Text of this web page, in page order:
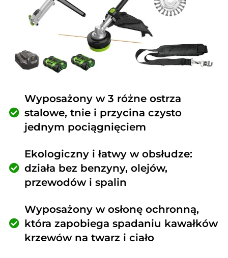
Wyposażony w 3 różne ostrza
stalowe, tnie i przycina czysto
jednym pociągnięciem
Ekologiczny i łatwy w obsłudze:
działa bez benzyny, olejów,
przewodów i spalin
Wyposażony w osłonę ochronną,
która zapobiega spadaniu kawałków
krzewów na twarz i ciało